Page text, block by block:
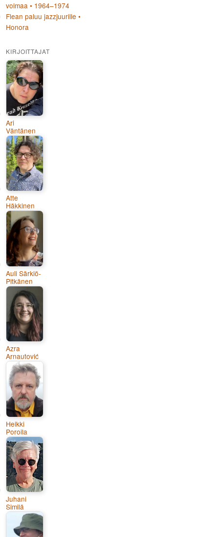
voimaa • 1964–1974
Flean paluu jazzjuurille •
Honora
KIRJOITTAJAT
Ari
Väntänen
Atte
Häkkinen
Auli Särkiö-
Pitkänen
Azra
Arnautović
Heikki
Poroila
Juhani
Similä